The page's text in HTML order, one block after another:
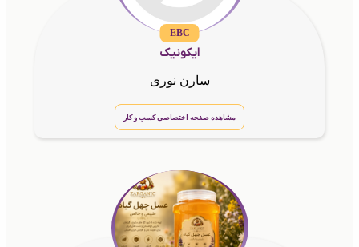
EBC
ایکونیک
سارن نوری
مشاهده صفحه اختصاصی کسب و کار